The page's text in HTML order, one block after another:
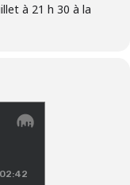
à 21 h 30 à la